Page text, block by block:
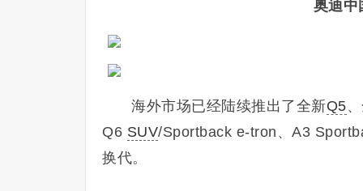
奥迪中
海外市场已经陆续推出了全新Q5
Q6 SUV/Sportback e-tron、A3
换代。